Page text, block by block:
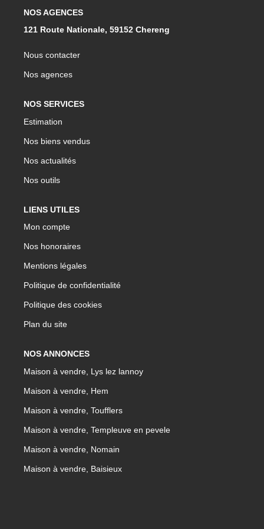
NOS AGENCES
121 Route Nationale, 59152 Chereng
Nous contacter
Nos agences
NOS SERVICES
Estimation
Nos biens vendus
Nos actualités
Nos outils
LIENS UTILES
Mon compte
Nos honoraires
Mentions légales
Politique de confidentialité
Politique des cookies
Plan du site
NOS ANNONCES
Maison à vendre, Lys lez lannoy
Maison à vendre, Hem
Maison à vendre, Toufflers
Maison à vendre, Templeuve en pevele
Maison à vendre, Nomain
Maison à vendre, Baisieux